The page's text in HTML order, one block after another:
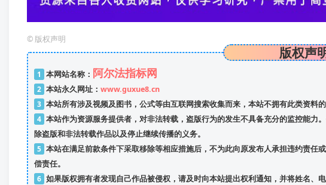
© 版权声明
版权声
1 本网站名称： 阿尔法指标网
2 本站永久网址： www.guxue8.cn
3 本站所有涉及视频及图书，公式等由互联网搜索收集而来，本站不拥有此类资料
4 本站作为资源服务提供者，对非法转载，盗版行为的发生不具备充分的监控能力
除盗版和非法转载作品以及停止继续传播的义务。
5 本站在满足前款条件下采取移除等相应措施后，不为此向原发布人承担违约责任
偿责任。
6 如果版权拥有者发现自己作品被侵权，请及时向本站提出权利通知，并将姓名、